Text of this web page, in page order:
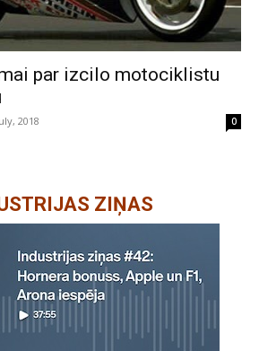
par izcilo motociklistu
2018 0
ZIŅAS